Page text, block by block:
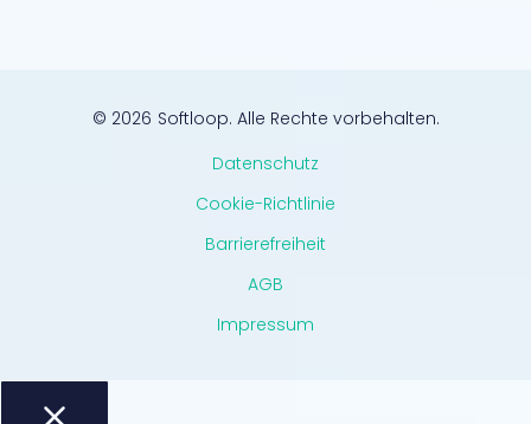
© 2026 Softloop. Alle Rechte vorbehalten.
Datenschutz
Cookie-Richtlinie
Barrierefreiheit
AGB
Impressum